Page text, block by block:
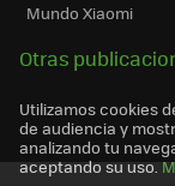
Mundo Xiaomi
Otras
Utilizamos cookies
de audiencia y
analizando tu
aceptando su uso.